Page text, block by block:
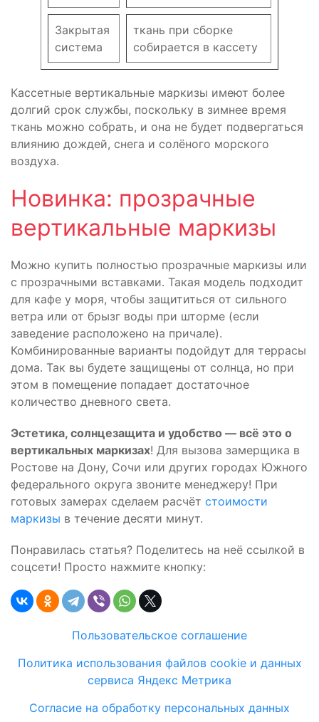
Закрытая
система
ткань при сборке
собирается в кассету
Кассетные вертикальные маркизы имеют более
долгий срок службы, поскольку в зимнее время
ткань можно собрать, и она не будет подвергаться
влиянию дождей, снега и солёного морского
воздуха.
Новинка: прозрачные
вертикальные маркизы
Можно купить полностью прозрачные маркизы или
с прозрачными вставками. Такая модель подходит
для кафе у моря, чтобы защититься от сильного
ветра или от брызг воды при шторме (если
заведение расположено на причале).
Комбинированные варианты подойдут для террасы
дома. Так вы будете защищены от солнца, но при
этом в помещение попадает достаточное
количество дневного света.
Эстетика, солнцезащита и удобство — всё это о
вертикальных маркизах! Для вызова замерщика в
Ростове на Дону, Сочи или других городах Южного
федерального округа звоните менеджеру! При
готовых замерах сделаем расчёт стоимости
маркизы в течение десяти минут.
Понравилась статья? Поделитесь на неё ссылкой в
соцсети! Просто нажмите кнопку:
Пользовательское соглашение
Политика использования файлов cookie и данных
сервиса Яндекс Метрика
Согласие на обработку персональных данных